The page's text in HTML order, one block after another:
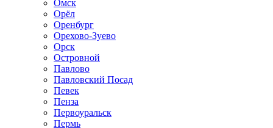
Омск
Орёл
Оренбург
Орехово-Зуево
Орск
Островной
Павлово
Павловский Посад
Певек
Пенза
Первоуральск
Пермь